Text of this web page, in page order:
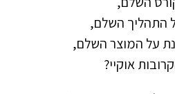
התהליך השלם,
על המוצר השלם,